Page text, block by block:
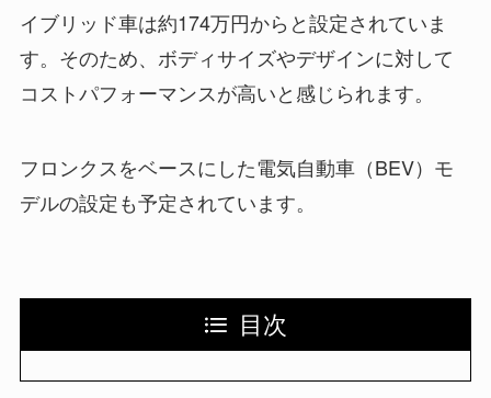
イブリッド車は約174万円からと設定されていま
す。そのため、ボディサイズやデザインに対して
コストパフォーマンスが高いと感じられます。
フロンクスをベースにした電気自動車（BEV）モ
デルの設定も予定されています。
目次